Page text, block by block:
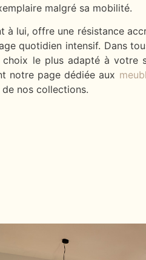
malgré sa mobilité.
à lui, offre une résistance
quotidien intensif. Dans
choix le plus adapté à votre
notre page dédiée aux
de nos collections.